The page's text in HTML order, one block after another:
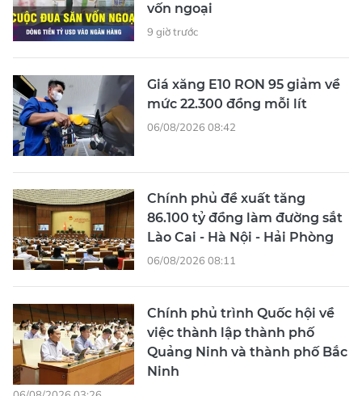
vốn ngoại
9 giờ trước
Giá xăng E10 RON 95 giảm về
mức 22.300 đồng mỗi lít
06/08/2026 08:42
Chính phủ đề xuất tăng
86.100 tỷ đồng làm đường sắt
Lào Cai - Hà Nội - Hải Phòng
06/08/2026 08:11
Chính phủ trình Quốc hội về
việc thành lập thành phố
Quảng Ninh và thành phố Bắc
Ninh